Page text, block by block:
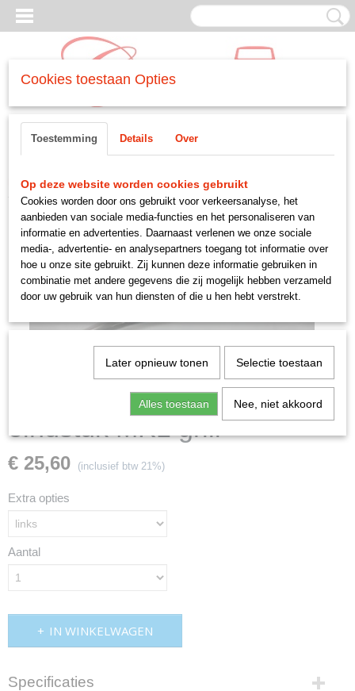
Inloggen Registreren
Home>CARROSSERIE>-grill> eindstuk MK1 grill
eindstuk MK1 grill
€ 25,60 (inclusief btw 21%)
Extra opties
Aantal
IN WINKELWAGEN
Specificaties
Cookies toestaan Opties
Toestemming Details Over
Op deze website worden cookies gebruikt
Cookies worden door ons gebruikt voor verkeersanalyse, het
aanbieden van sociale media-functies en het personaliseren van
informatie en advertenties. Daarnaast verlenen we onze sociale
media-, advertentie- en analysepartners toegang tot informatie over
hoe u onze site gebruikt. Zij kunnen deze informatie gebruiken in
combinatie met andere gegevens die zij mogelijk hebben verzameld
door uw gebruik van hun diensten of die u hen hebt verstrekt.
Later opnieuw tonen Selectie toestaan
Alles toestaan Nee, niet akkoord